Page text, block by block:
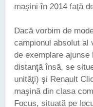
maşini în 2014 faţă
Dacă vorbim de
campionul absolut al
de exemplare
distanţă însă, se
unităţi) şi Renault
maşină din clasa
Focus, situată pe